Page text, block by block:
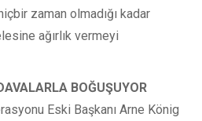
zaman olmadığı kadar
ağırlık vermeyi
BOĞUŞUYOR
Eski Başkanı Arne König